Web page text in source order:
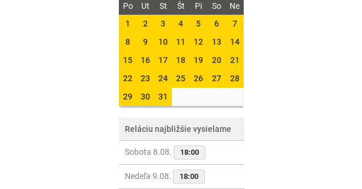
Po Ut St Št Pi So
Ne
1
2 3 4 5 6
7
8
9 10 11 12 13
14
15
16 17 18 19 20
21
22
23 24 25 26 27
28
29
30 31
Reláciu najbližšie vysielame
Sobota 8.08. 18:00
Nedeľa 9.08. 18:00